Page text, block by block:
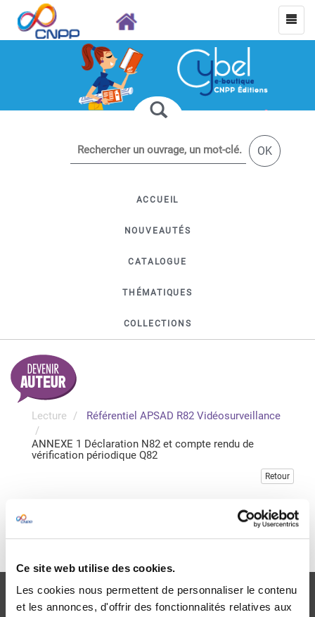
Ce site web utilise des cookies.
Les cookies nous permettent de personnaliser le contenu
et les annonces, d'offrir des fonctionnalités relatives aux
OK
ACCUEIL
NOUVEAUTÉS
CATALOGUE
THÉMATIQUES
COLLECTIONS
Lecture Référentiel APSAD R82 Vidéosurveillance
ANNEXE 1 Déclaration N82 et compte rendu de
vérification périodique Q82
Retour
Veuillez vous connecter pour accéder à cette publication
Je me connecte